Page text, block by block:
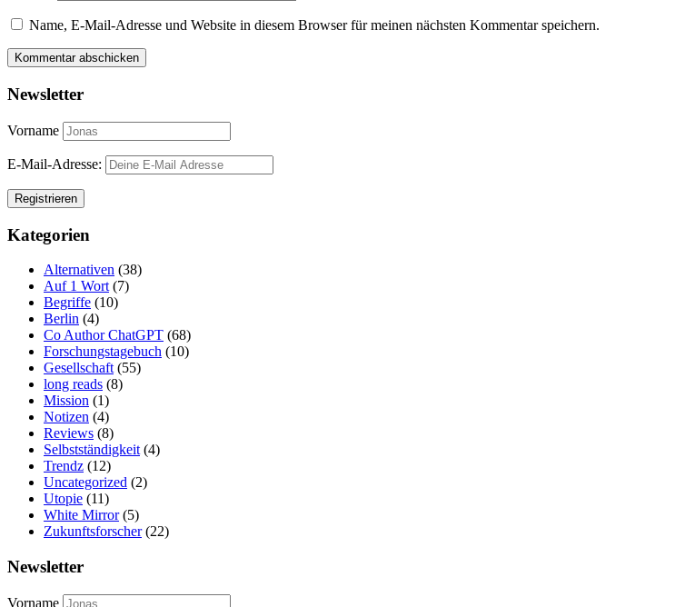
Name, E-Mail-Adresse und Website in diesem Browser für meinen nächsten Kommentar speichern.
Newsletter
Vorname
E-Mail-Adresse:
Kategorien
Alternativen (38)
Auf 1 Wort (7)
Begriffe (10)
Berlin (4)
Co Author ChatGPT (68)
Forschungstagebuch (10)
Gesellschaft (55)
long reads (8)
Mission (1)
Notizen (4)
Reviews (8)
Selbstständigkeit (4)
Trendz (12)
Uncategorized (2)
Utopie (11)
White Mirror(5)
Zukunftsforscher(22)
Newsletter
Vorname